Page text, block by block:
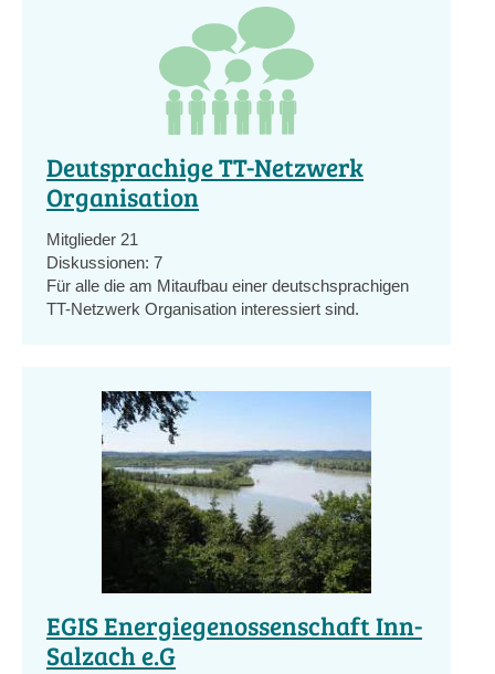
Deutsprachige TT-Netzwerk
Organisation
Mitglieder 21
Diskussionen: 7
Für alle die am Mitaufbau einer deutschsprachigen
TT-Netzwerk Organisation interessiert sind.
EGIS Energiegenossenschaft Inn-
Salzach e.G